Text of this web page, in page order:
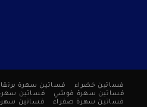
فساتين خضراء فساتين سهرة
فساتين سهرة فوشي
فساتين
فساتين سهرة صفراء
فساتين